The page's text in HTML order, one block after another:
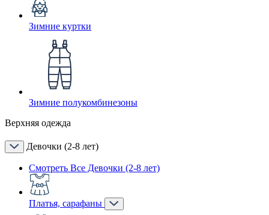
Зимние куртки
Зимние полукомбинезоны
Верхняя одежда
Девочки (2-8 лет)
Смотреть Все Девочки (2-8 лет)
Платья, сарафаны